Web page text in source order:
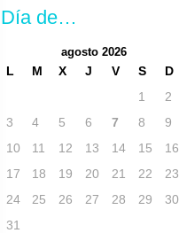
Día de…
agosto 2026
L M X J V S
D
1
2
3
4 5 6 7 8
9
10
11 12 13 14 15
16
17
18 19 20 21 22
23
24
25 26 27 28 29
30
31